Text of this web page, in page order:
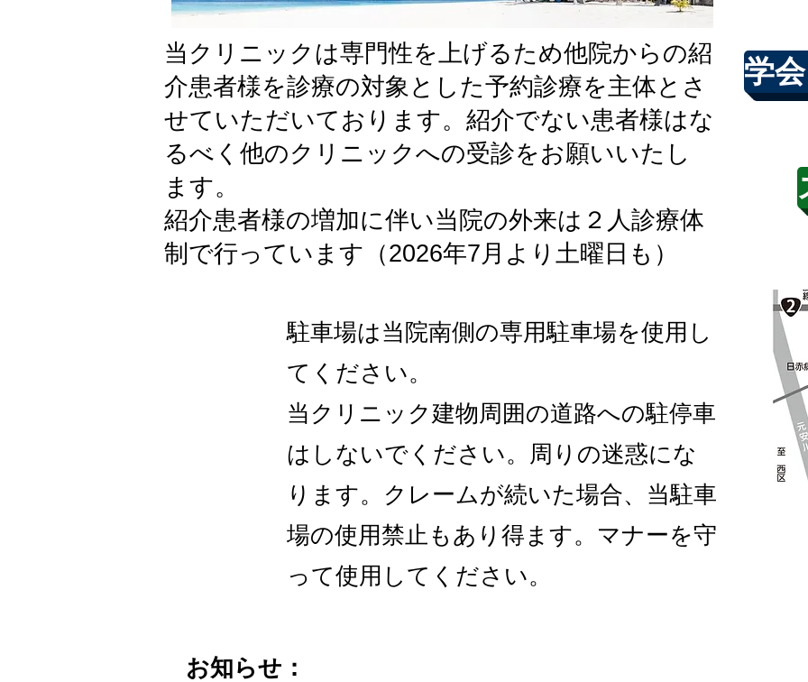
当クリニックは専門性を上げるため他院からの紹
介患者様を診療の対象とした予約診療を主体とさ
せていただいております。紹介でない患者様はな
るべく他のクリニックへの受診をお願いいたし
ます。
紹介患者様の増加に伴い当院の外来は２人診療体
制で行っています（2026年7月より土曜日も）
駐車場は当院南側の専用駐車場を使用し
てください。
当クリニック建物周囲の道路への駐停車
はしないでください。周りの迷惑にな
ります。クレームが続いた場合、当駐車
場の使用禁止もあり得ます。マナーを守
って使用してください。
学
お知らせ：